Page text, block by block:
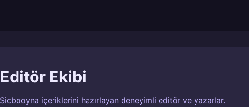
Editör Ekibi
Sicbooyna içeriklerini hazırlayan deneyimli editör ve yazarlar.